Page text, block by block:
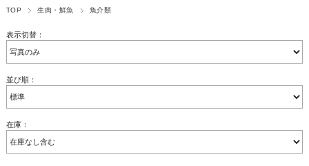
TOP 生肉・鮮魚 魚介類
表示切替：
並び順：
在庫：